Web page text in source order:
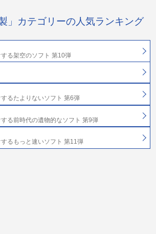
」カテゴリーの人気ランキング
る架空のソフト 第10弾
るたよりないソフト 第6弾
る前時代の遺物的なソフト 第9弾
るもっと速いソフト 第11弾